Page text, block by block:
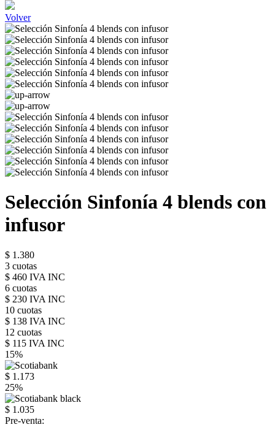
Volver
Selección Sinfonía 4 blends con
infusor
$ 1.380
3 cuotas
$ 460 IVA INC
6 cuotas
$ 230 IVA INC
10 cuotas
$ 138 IVA INC
12 cuotas
$ 115 IVA INC
15%
$ 1.173
25%
$ 1.035
Pre-venta: